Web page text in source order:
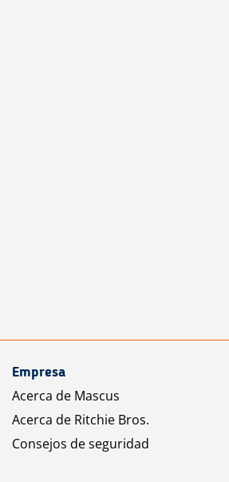
Empresa
Acerca de Mascus
Acerca de Ritchie Bros.
Consejos de seguridad